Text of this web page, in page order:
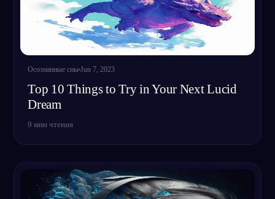
Осознанные сны Jun 7, 2023
Top 10 Things to Try in Your Next Lucid
Dream
9 мин чтения